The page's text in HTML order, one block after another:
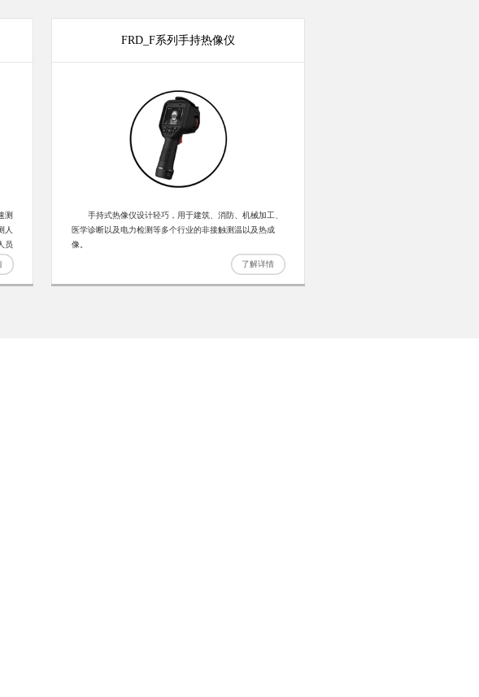
测
人
员
员
和
FRD_F系列手持热像仪
手持式热像仪设计轻巧，用于建筑、消防、机械加工、
医学诊断以及电力检测等多个行业的非接触测温以及热成
像。
了解详情